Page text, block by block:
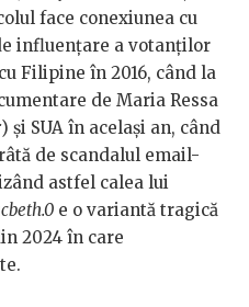
face conexiunea cu
influențare a votanților
Filipine în 2016, când la
de Maria Ressa
) și SUA în același an, când
de scandalul email-
astfel calea lui
e o variantă tragică
2024 în care